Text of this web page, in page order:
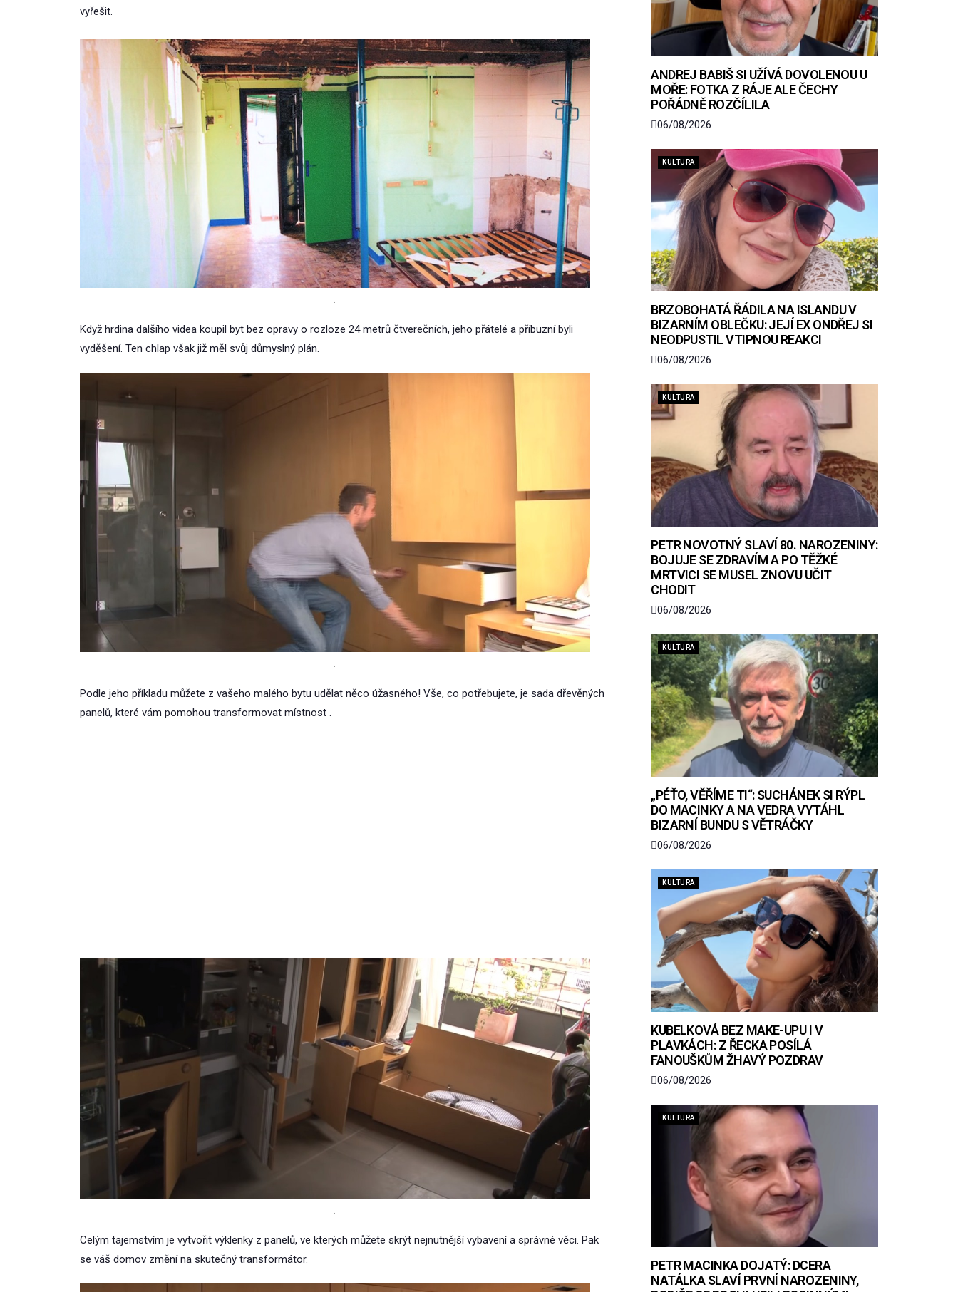
vyřešit.
.
Když hrdina dalšího videa koupil byt bez opravy o rozloze 24 metrů čtverečních, jeho přátelé a příbuzní byli
vyděšení. Ten chlap však již měl svůj důmyslný plán.
.
Podle jeho příkladu můžete z vašeho malého bytu udělat něco úžasného! Vše, co potřebujete, je sada dřevěných
panelů, které vám pomohou transformovat místnost .
.
Celým tajemstvím je vytvořit výklenky z panelů, ve kterých můžete skrýt nejnutnější vybavení a správné věci. Pak
se váš domov změní na skutečný transformátor.
ANDREJ BABIŠ SI UŽÍVÁ DOVOLENOU U
MOŘE: FOTKA Z RÁJE ALE ČECHY
POŘÁDNĚ ROZČÍLILA
06/08/2026
KULTURA
BRZOBOHATÁ ŘÁDILA NA ISLANDU V
BIZARNÍM OBLEČKU: JEJÍ EX ONDŘEJ SI
NEODPUSTIL VTIPNOU REAKCI
06/08/2026
KULTURA
PETR NOVOTNÝ SLAVÍ 80. NAROZENINY:
BOJUJE SE ZDRAVÍM A PO TĚŽKÉ
MRTVICI SE MUSEL ZNOVU UČIT
CHODIT
06/08/2026
KULTURA
„PÉŤO, VĚŘÍME TI“: SUCHÁNEK SI RÝPL
DO MACINKY A NA VEDRA VYTÁHL
BIZARNÍ BUNDU S VĚTRÁČKY
06/08/2026
KULTURA
KUBELKOVÁ BEZ MAKE-UPU I V
PLAVKÁCH: Z ŘECKA POSÍLÁ
FANOUŠKŮM ŽHAVÝ POZDRAV
06/08/2026
KULTURA
PETR MACINKA DOJATÝ: DCERA
NATÁLKA SLAVÍ PRVNÍ NAROZENINY,